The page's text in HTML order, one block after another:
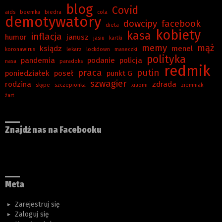
aids beemka biedra blog cola Covid
demotywatory dieta dowcipy facebook
humor inflacja janusz jasiu kartki kasa kobiety
koronawirus ksiądz lekarz lockdown maseczki memy menel mąż
nasa pandemia paradoks podanie policja polityka
poniedziałek poseł praca punkt G putin redmik
rodzina skype szczepionka szwagier xiaomi zdrada
ziemniak
żart
Znajdź nas na Facebooku
Meta
Zarejestruj się
Zaloguj się